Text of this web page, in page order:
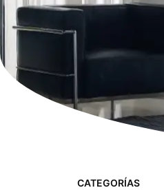
CATEGORÍAS